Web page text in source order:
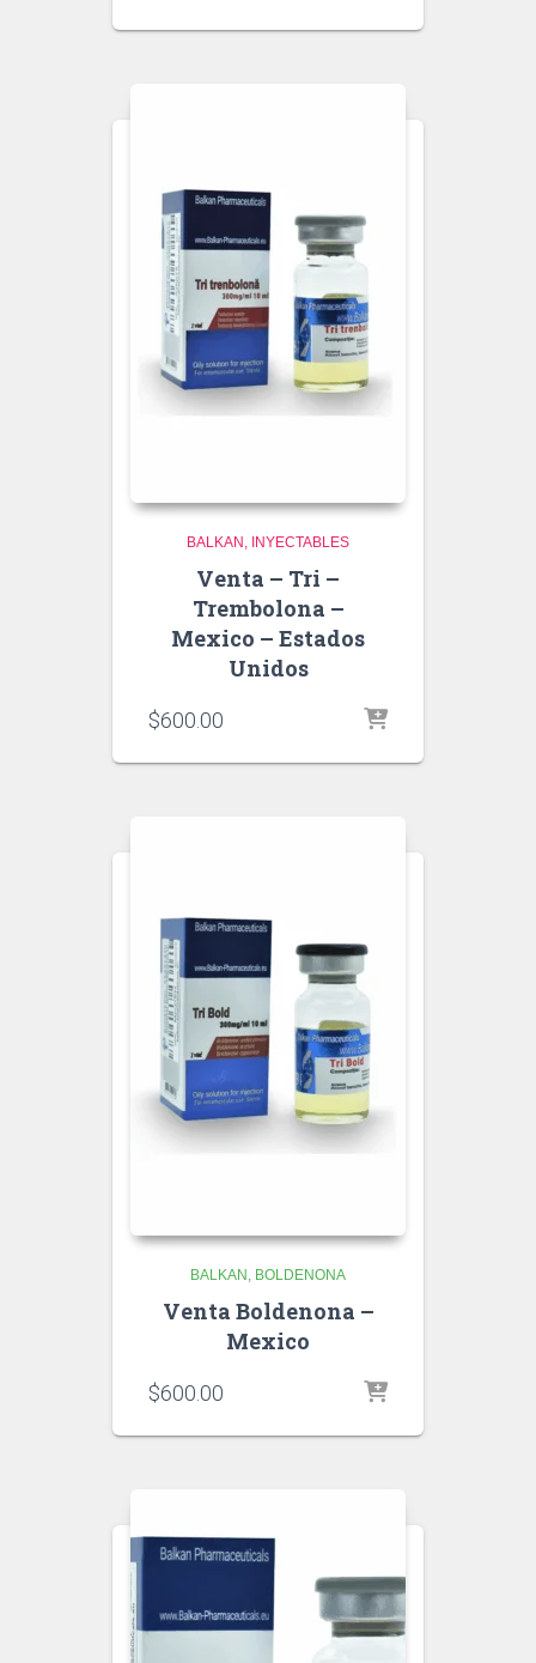
BALKAN INYECTABLES
Venta – Tri –
Trembolona –
Mexico – Estados
Unidos
$600.00
BALKAN BOLDENONA
Venta Boldenona –
Mexico
$600.00